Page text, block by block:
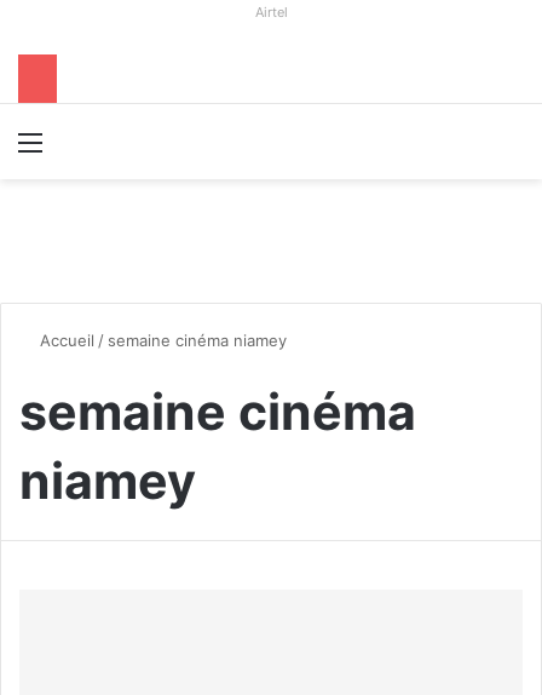
Airtel
Accueil / semaine cinéma niamey
semaine cinéma
niamey